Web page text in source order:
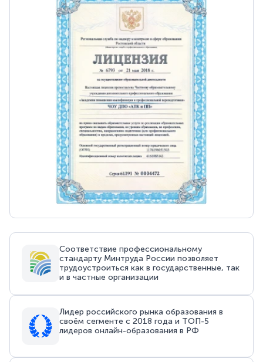
Соответствие профессиональному
стандарту Минтруда России позволяет
трудоустроиться как в государственные, так
и в частные организации
Лидер российского рынка образования в
своём сегменте с 2018 года и ТОП-5
лидеров онлайн-образования в РФ